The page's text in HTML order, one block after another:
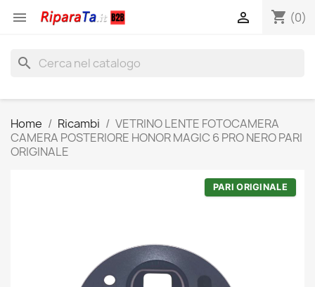
 shopping_cart (0)

search
Home Ricambi
VETRINO LENTE FOTOCAMERA
CAMERA POSTERIORE HONOR MAGIC 6 PRO NERO PARI
ORIGINALE
PARI ORIGINALE